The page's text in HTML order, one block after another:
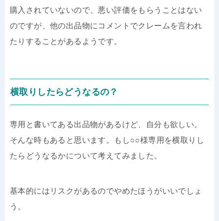
購入されていないので、悪い評価をもらうことはない
のですが、他の出品物にコメントでクレームを言われ
たりすることがあるようです。
横取りしたらどうなるの？
専用と書いてある出品物があるけど、自分も欲しい。
そんな時もあると思います。もし○○様専用を横取りし
たらどうなるかについて考えてみました。
基本的にはリスクがあるのでやめたほうがいいでしょ
う。